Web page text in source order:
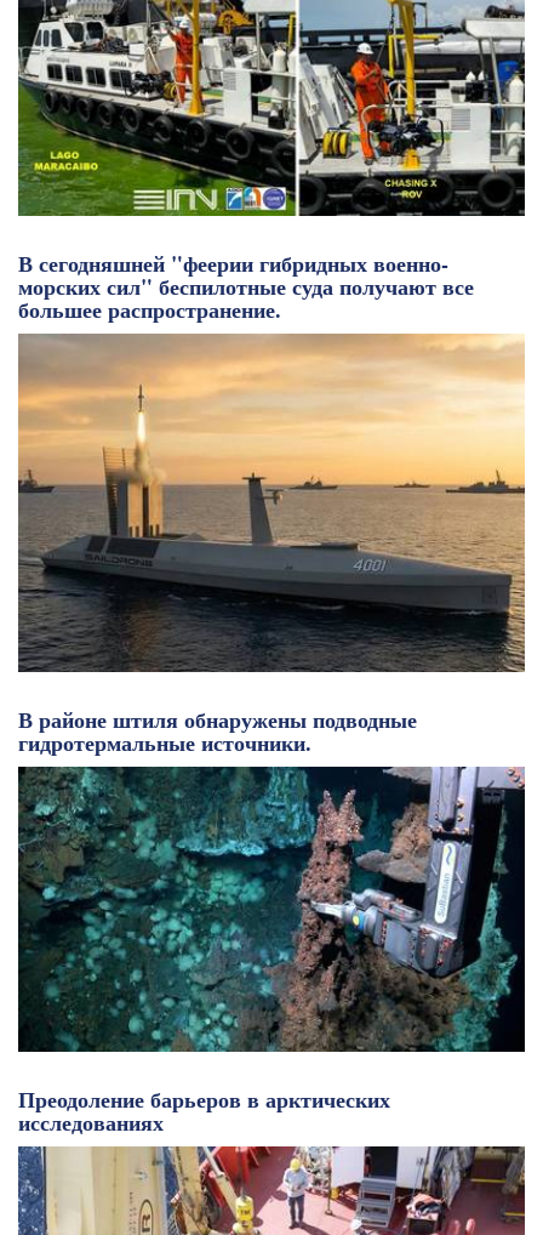
В сегодняшней "феерии гибридных военно-
морских сил" беспилотные суда получают все
большее распространение.
В районе штиля обнаружены подводные
гидротермальные источники.
Преодоление барьеров в арктических
исследованиях